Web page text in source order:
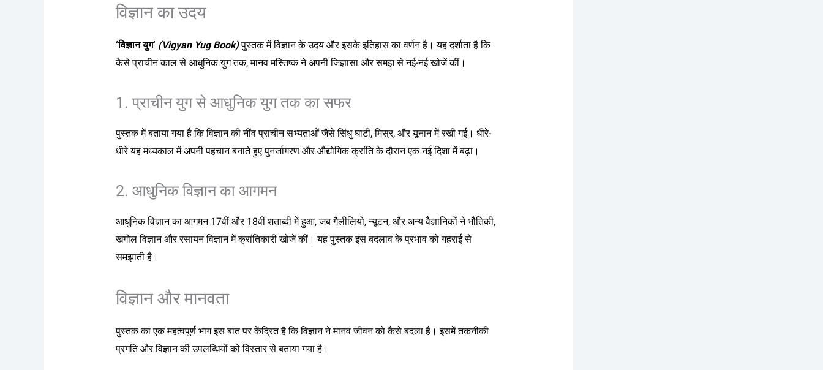
विज्ञान का उदय
‘विज्ञान युग’ (Vigyan Yug Book)पुस्तक में विज्ञान के उदय और इसके इतिहास का वर्णन है। यह दर्शाता है कि
कैसे प्राचीन काल से आधुनिक युग तक, मानव मस्तिष्क ने अपनी जिज्ञासा और समझ से नई-नई खोजें कीं।
1. प्राचीन युग से आधुनिक युग तक का सफर
पुस्तक में बताया गया है कि विज्ञान की नींव प्राचीन सभ्यताओं जैसे सिंधु घाटी, मिस्र, और यूनान में रखी गई। धीरे-
धीरे यह मध्यकाल में अपनी पहचान बनाते हुए पुनर्जागरण और औद्योगिक क्रांति के दौरान एक नई दिशा में बढ़ा।
2. आधुनिक विज्ञान का आगमन
आधुनिक विज्ञान का आगमन 17वीं और 18वीं शताब्दी में हुआ, जब गैलीलियो, न्यूटन, और अन्य वैज्ञानिकों ने भौतिकी,
खगोल विज्ञान और रसायन विज्ञान में क्रांतिकारी खोजें कीं। यह पुस्तक इस बदलाव के प्रभाव को गहराई से
समझाती है।
विज्ञान और मानवता
पुस्तक का एक महत्वपूर्ण भाग इस बात पर केंद्रित है कि विज्ञान ने मानव जीवन को कैसे बदला है। इसमें तकनीकी
प्रगति और विज्ञान की उपलब्धियों को विस्तार से बताया गया है।